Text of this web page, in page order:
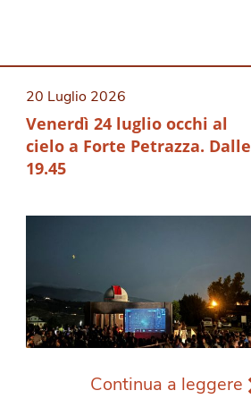
20 Luglio 2026
Venerdì 24 luglio occhi al
cielo a Forte Petrazza. Dalle
19.45
Continua a leggere